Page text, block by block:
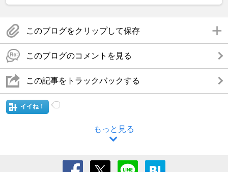
このブログをクリップして保存
このブログのコメントを見る
この記事をトラックバックする
イイね！
もっと見る